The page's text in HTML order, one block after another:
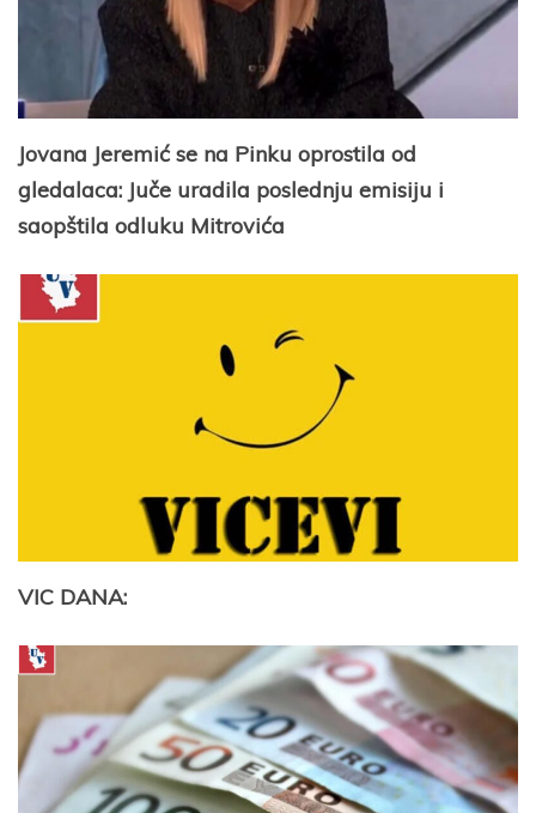
Jovana Jeremić se na Pinku oprostila od
gledalaca: Juče uradila poslednju emisiju i
saopštila odluku Mitrovića
VIC DANA: